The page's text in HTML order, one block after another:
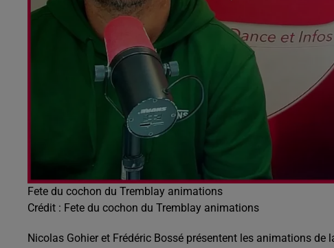
Fete du cochon du Tremblay animations
Crédit : Fete du cochon du Tremblay animations
Nicolas Gohier et Frédéric Bossé présentent les animations de